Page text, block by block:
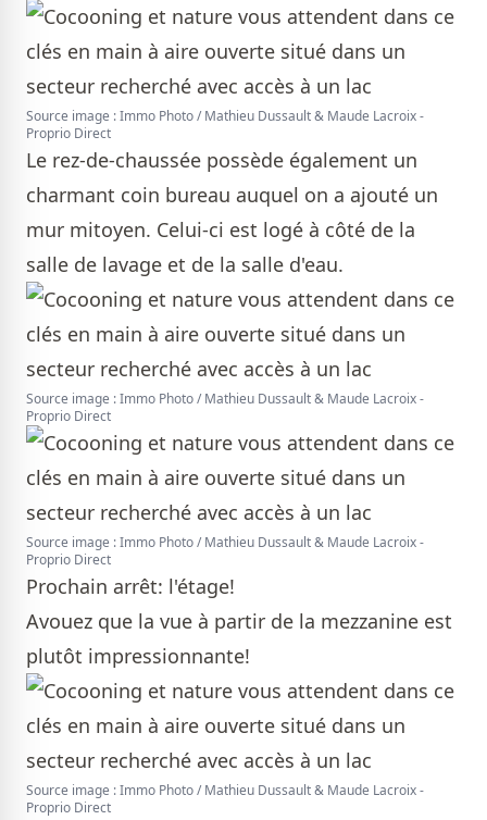
Source image : Immo Photo / Mathieu Dussault & Maude Lacroix -
Proprio Direct
Le rez-de-chaussée possède également un
charmant coin bureau auquel on a ajouté un
mur mitoyen. Celui-ci est logé à côté de la
salle de lavage et de la salle d'eau.
Source image : Immo Photo / Mathieu Dussault & Maude Lacroix -
Proprio Direct
Source image : Immo Photo / Mathieu Dussault & Maude Lacroix -
Proprio Direct
Prochain arrêt: l'étage!
Avouez que la vue à partir de la mezzanine est
plutôt impressionnante!
Source image : Immo Photo / Mathieu Dussault & Maude Lacroix -
Proprio Direct